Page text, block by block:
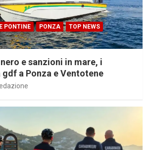
PONTINE PONZA
TOP NEWS
e sanzioni in mare, i
a Ponza e Ventotene